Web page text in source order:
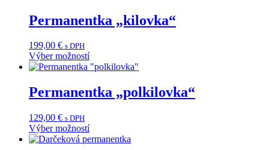
má
viacero
Možnosti
si
môžete
na
stránke
produktu.
Permanentka „kilovka“
199,00 € s DPH
Výber možností
Tento
má
viacero
Možnosti
si
môžete
Permanentka „polkilovka“
129,00 € s DPH
Výber možností
Tento